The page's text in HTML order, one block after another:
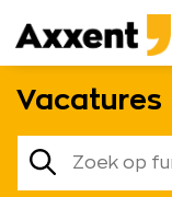
naar
content
Axxent
B.V.
Vacatures
Sollicitatieproces
Vacatures
Zoek
op